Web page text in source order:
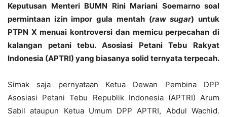
Keputusan Menteri BUMN Rini Mariani Soemarno soal
permintaan izin impor gula mentah (raw sugar) untuk
PTPN X menuai kontroversi dan memicu perpecahan di
kalangan petani tebu. Asosiasi Petani Tebu Rakyat
Indonesia (APTRI) yang biasanya solid ternyata terpecah.
Simak saja pernyataan Ketua Dewan Pembina DPP
Asosiasi Petani Tebu Republik Indonesia (APTRI) Arum
Sabil ataupun Ketua Umum DPP APTRI, Abdul Wachid.